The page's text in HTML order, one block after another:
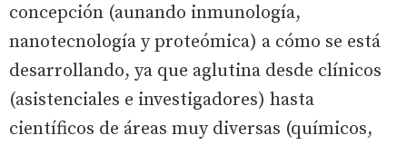
concepción (aunando inmunología,
nanotecnología y proteómica) a cómo se está
desarrollando, ya que aglutina desde clínicos
(asistenciales e investigadores) hasta
científicos de áreas muy diversas (químicos,